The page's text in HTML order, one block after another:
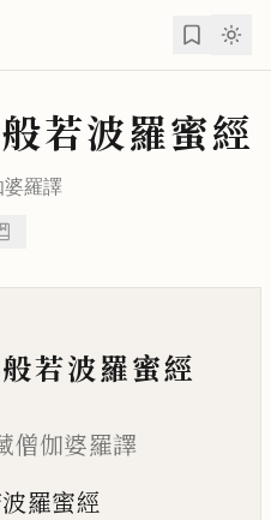
若波羅蜜經
羅譯
若波羅蜜經
僧伽婆羅譯
羅蜜經